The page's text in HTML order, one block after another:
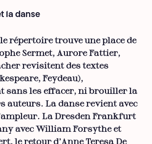
la danse
répertoire trouve une place de
Sermet, Aurore Fattier,
revisitent des textes
Feydeau),
sans les effacer, ni brouiller la
auteurs. La danse revient avec
La Dresden Frankfurt
avec William Forsythe et
le retour d’Anne Teresa De